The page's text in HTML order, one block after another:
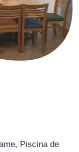
Piscina de